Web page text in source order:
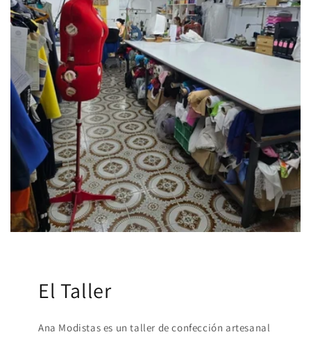
El Taller
Ana Modistas es un taller de confección artesanal